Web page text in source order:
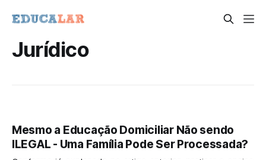
Jurídico
Mesmo a Educação Domiciliar Não sendo
ILEGAL - Uma Família Pode Ser Processada?